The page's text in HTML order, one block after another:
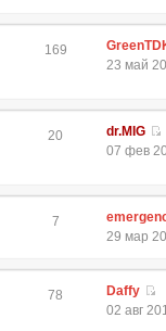
169
23 май
20
dr.MIG
07 фев
7
29 мар
78
Daffy
02 авг